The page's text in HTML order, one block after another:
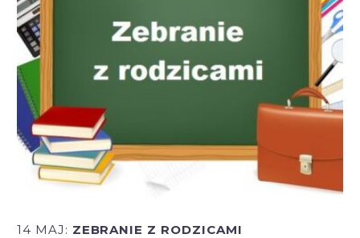
14 MAJ: ZEBRANIE Z RODZICAMI